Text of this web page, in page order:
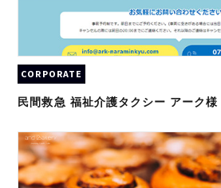
CORPORATE
民間救急 福祉介護タクシー アーク様